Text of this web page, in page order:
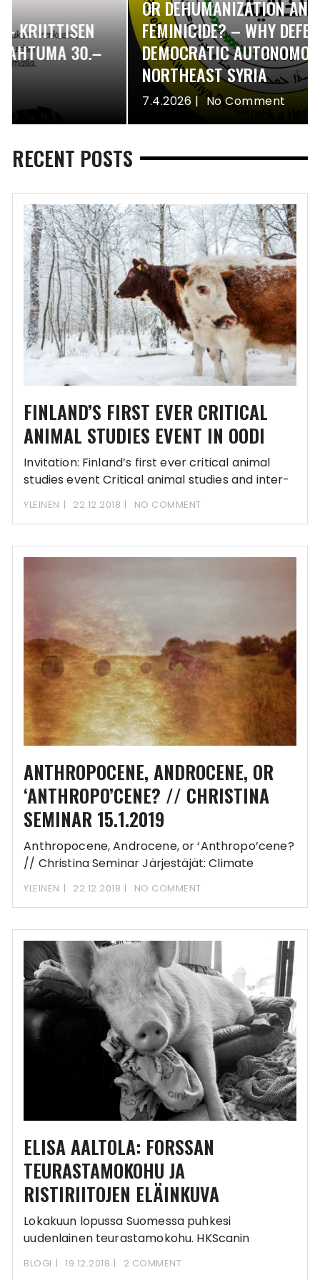
OR DEHUMANIZATION AND POLITICAL
FEMINICIDE? – WHY DEFEND THE
DEMOCRATIC AUTONOMOUS SYSTEM IN
NORTHEAST SYRIA
No Comment
RECENT POSTS
FINLAND’S FIRST EVER CRITICAL
ANIMAL STUDIES EVENT IN OODI
Invitation: Finland’s first ever critical animal
studies event Critical animal studies and inter-
species social justice
YLEINEN 22.12.2018 NO COMMENT
ANTHROPOCENE, ANDROCENE, OR
‘ANTHROPO’CENE? // CHRISTINA
SEMINAR 15.1.2019
Anthropocene, Androcene, or ‘Anthropo’cene?
// Christina Seminar Järjestäjät: Climate
Sustainability in the Kitchen ja Kriittisen
eläintutkimuksen verkosto Date:
YLEINEN 22.12.2018 NO COMMENT
ELISA AALTOLA: FORSSAN
TEURASTAMOKOHU JA
RISTIRIITOJEN ELÄINKUVA
Lokakuun lopussa Suomessa puhkesi
uudenlainen teurastamokohu. HKScanin
Forssan teurastamon ohi kulkenut henkilö
kertoi kuulleensa, kuinka
BLOGI 19.12.2018 2 COMMENT